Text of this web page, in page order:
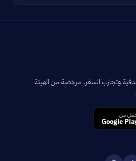
وتجارب السفر. مرخصة من الهيئة
من
Google